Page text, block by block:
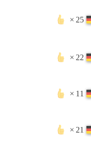
25
22
11
21